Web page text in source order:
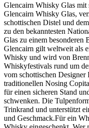
Glencairn Whisky Glas mit
Glencairn Whisky Glas,
schottischen Distel und
zu den bekanntesten
Glas zu einem
Glencairn gilt weltweit als
Whisky und wird von
Whiskyfestivals rund um
vom schottischen
traditionellen Nosing
für einen sicheren Stand
schwenken. Die
Trinkrand und unterstützt
und Geschmack.Für ein